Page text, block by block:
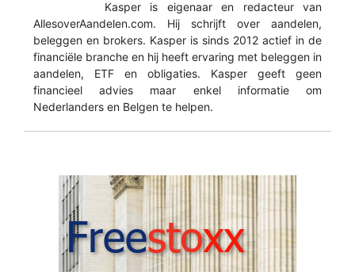
Kasper is eigenaar en redacteur van
AllesoverAandelen.com. Hij schrijft over aandelen,
beleggen en brokers. Kasper is sinds 2012 actief in de
financiële branche en hij heeft ervaring met beleggen in
aandelen, ETF en obligaties. Kasper geeft geen
financieel advies maar enkel informatie om
Nederlanders en Belgen te helpen.